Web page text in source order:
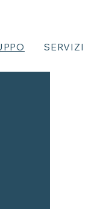
SERVIZI